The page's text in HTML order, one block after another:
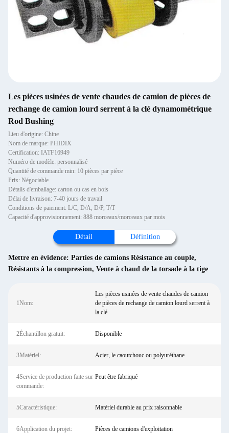
Les pièces usinées de vente chaudes de camion de pièces de
rechange de camion lourd serrent à la clé dynamométrique
Rod Bushing
Lieu d'origine: Chine
Nom de marque: PHIDIX
Certification: IATF16949
Numéro de modèle: personnalisé
Quantité de commande min: 10 pièces par pièce
Prix: Négociable
Détails d'emballage: carton ou cas en bois
Délai de livraison: 7-40 jours de travail
Conditions de paiement: L/C, D/A, D/P, T/T
Capacité d'approvisionnement: 888 morceaux/morceaux par mois
Détail Définition
Mettre en évidence: Parties de camions Résistance au couple,
Résistants à la compression, Vente à chaud de la torsade à la tige
1Nom:
Les pièces usinées de vente chaudes de camion
de pièces de rechange de camion lourd serrent à
la clé
2Échantillon gratuit: Disponible
3Matériel: Acier, le caoutchouc ou polyuréthane
4Service de production faite sur
commande:
Peut être fabriqué
5Caractéristique: Matériel durable au prix raisonnable
6Application du projet: Pièces de camions d'exploitation